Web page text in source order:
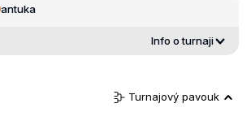
antuka
Info o turnaji
Turnajový pavouk